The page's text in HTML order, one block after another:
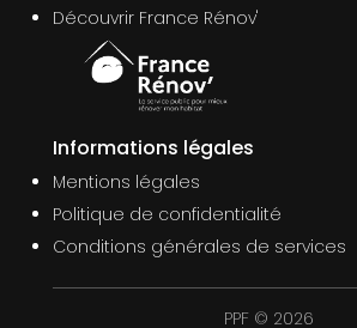
Découvrir France Rénov'
Informations légales
Mentions légales
Politique de confidentialité
Conditions générales de services
PPF © 2026